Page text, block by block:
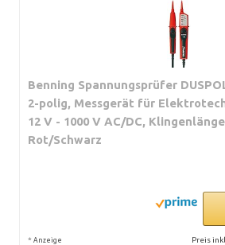
Benning Spannungsprüfer
2-polig, Messgerät für
12 V - 1000 V AC/DC, Klingenlänge
Rot/Schwarz
* Anzeige Preis